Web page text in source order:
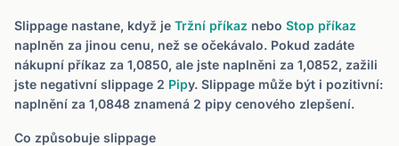
Slippage nastane, když je Tržní příkaz nebo Stop příkaz
naplněn za jinou cenu, než se očekávalo. Pokud zadáte
nákupní příkaz za 1,0850, ale jste naplněni za 1,0852, zažili
jste negativní slippage 2 Pipy. Slippage může být i pozitivní:
naplnění za 1,0848 znamená 2 pipy cenového zlepšení.
Co způsobuje slippage